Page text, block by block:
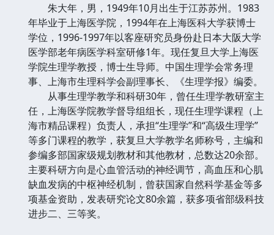
朱大年，男，1949年10月出生于江苏苏州。1983
年毕业于上海医学院，1994年在上海医科大学获博士
学位，1996-1997年以客座研究员身份赴日本大阪大学
医学部老年病医学科室研修1年。现任复旦大学上海医
学院生理学教授，博士生导师。中国生理学会常务理
事、上海市生理科学会副理事长、《生理学报》编委。
从事生理学教学和科研30年，曾任生理学教研室主
任，上海医学院教学督导组组长，现任生理学课程（上
海市精品课程）负责人，承担“生理学”和“高级生理学”
等多门课程的教学，获复旦大学教学名师称号，主编和
参编多部国家级规划教材和其他教材，总数达20余部。
主要科研方向是心血管活动的神经调节，高血压和心肌
缺血发病的中枢神经机制，曾获国家自然科学基金等多
项基金资助，发表研究论文80余篇，获多项省部级科技
进步二、三等奖。